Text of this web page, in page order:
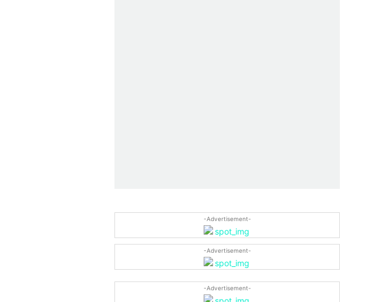
-Advertisement-
-Advertisement-
-Advertisement-